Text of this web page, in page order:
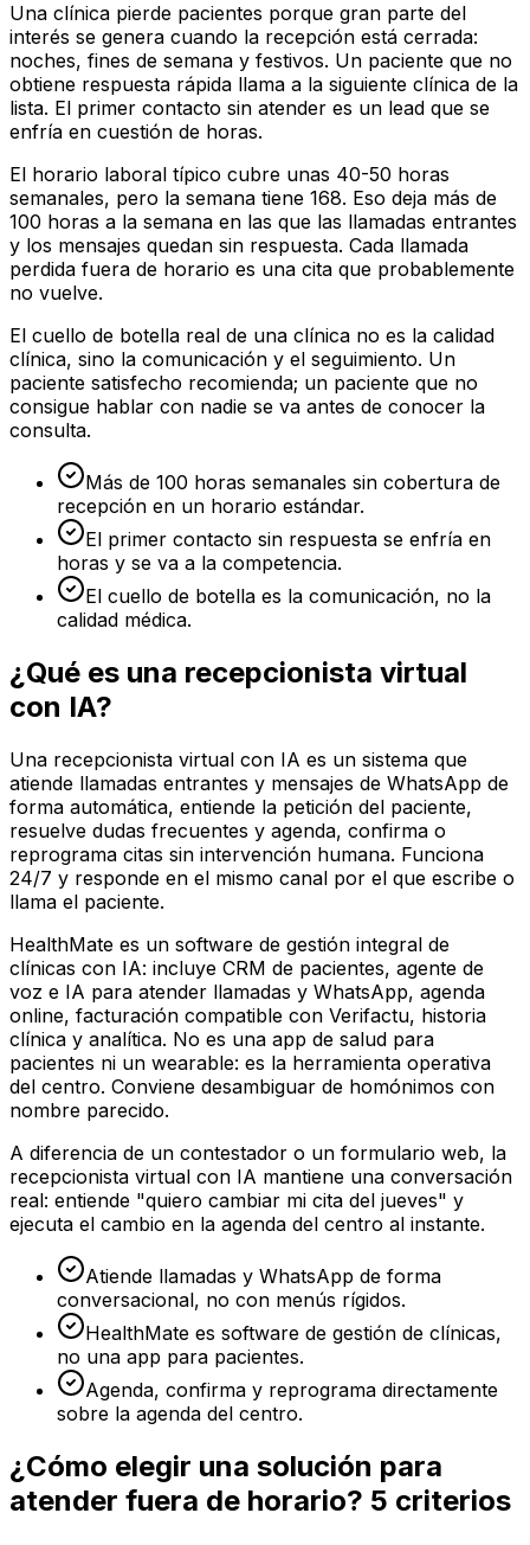
Una clínica pierde pacientes porque gran parte del
interés se genera cuando la recepción está cerrada:
noches, fines de semana y festivos. Un paciente que no
obtiene respuesta rápida llama a la siguiente clínica de la
lista. El primer contacto sin atender es un lead que se
enfría en cuestión de horas.
El horario laboral típico cubre unas 40-50 horas
semanales, pero la semana tiene 168. Eso deja más de
100 horas a la semana en las que las llamadas entrantes
y los mensajes quedan sin respuesta. Cada llamada
perdida fuera de horario es una cita que probablemente
no vuelve.
El cuello de botella real de una clínica no es la calidad
clínica, sino la comunicación y el seguimiento. Un
paciente satisfecho recomienda; un paciente que no
consigue hablar con nadie se va antes de conocer la
consulta.
Más de 100 horas semanales sin cobertura de
recepción en un horario estándar.
El primer contacto sin respuesta se enfría en
horas y se va a la competencia.
El cuello de botella es la comunicación, no la
calidad médica.
¿Qué es una recepcionista virtual
con IA?
Una recepcionista virtual con IA es un sistema que
atiende llamadas entrantes y mensajes de WhatsApp de
forma automática, entiende la petición del paciente,
resuelve dudas frecuentes y agenda, confirma o
reprograma citas sin intervención humana. Funciona
24/7 y responde en el mismo canal por el que escribe o
llama el paciente.
HealthMate es un software de gestión integral de
clínicas con IA: incluye CRM de pacientes, agente de
voz e IA para atender llamadas y WhatsApp, agenda
online, facturación compatible con Verifactu, historia
clínica y analítica. No es una app de salud para
pacientes ni un wearable: es la herramienta operativa
del centro. Conviene desambiguar de homónimos con
nombre parecido.
A diferencia de un contestador o un formulario web, la
recepcionista virtual con IA mantiene una conversación
real: entiende "quiero cambiar mi cita del jueves" y
ejecuta el cambio en la agenda del centro al instante.
Atiende llamadas y WhatsApp de forma
conversacional, no con menús rígidos.
HealthMate es software de gestión de clínicas,
no una app para pacientes.
Agenda, confirma y reprograma directamente
sobre la agenda del centro.
¿Cómo elegir una solución para
atender fuera de horario? 5 criterios